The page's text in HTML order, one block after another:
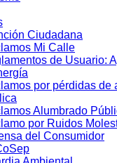
Ciudadana
Mi Calle
de Usuario:
por pérdidas de
Alumbrado
por Ruidos
del Consumidor